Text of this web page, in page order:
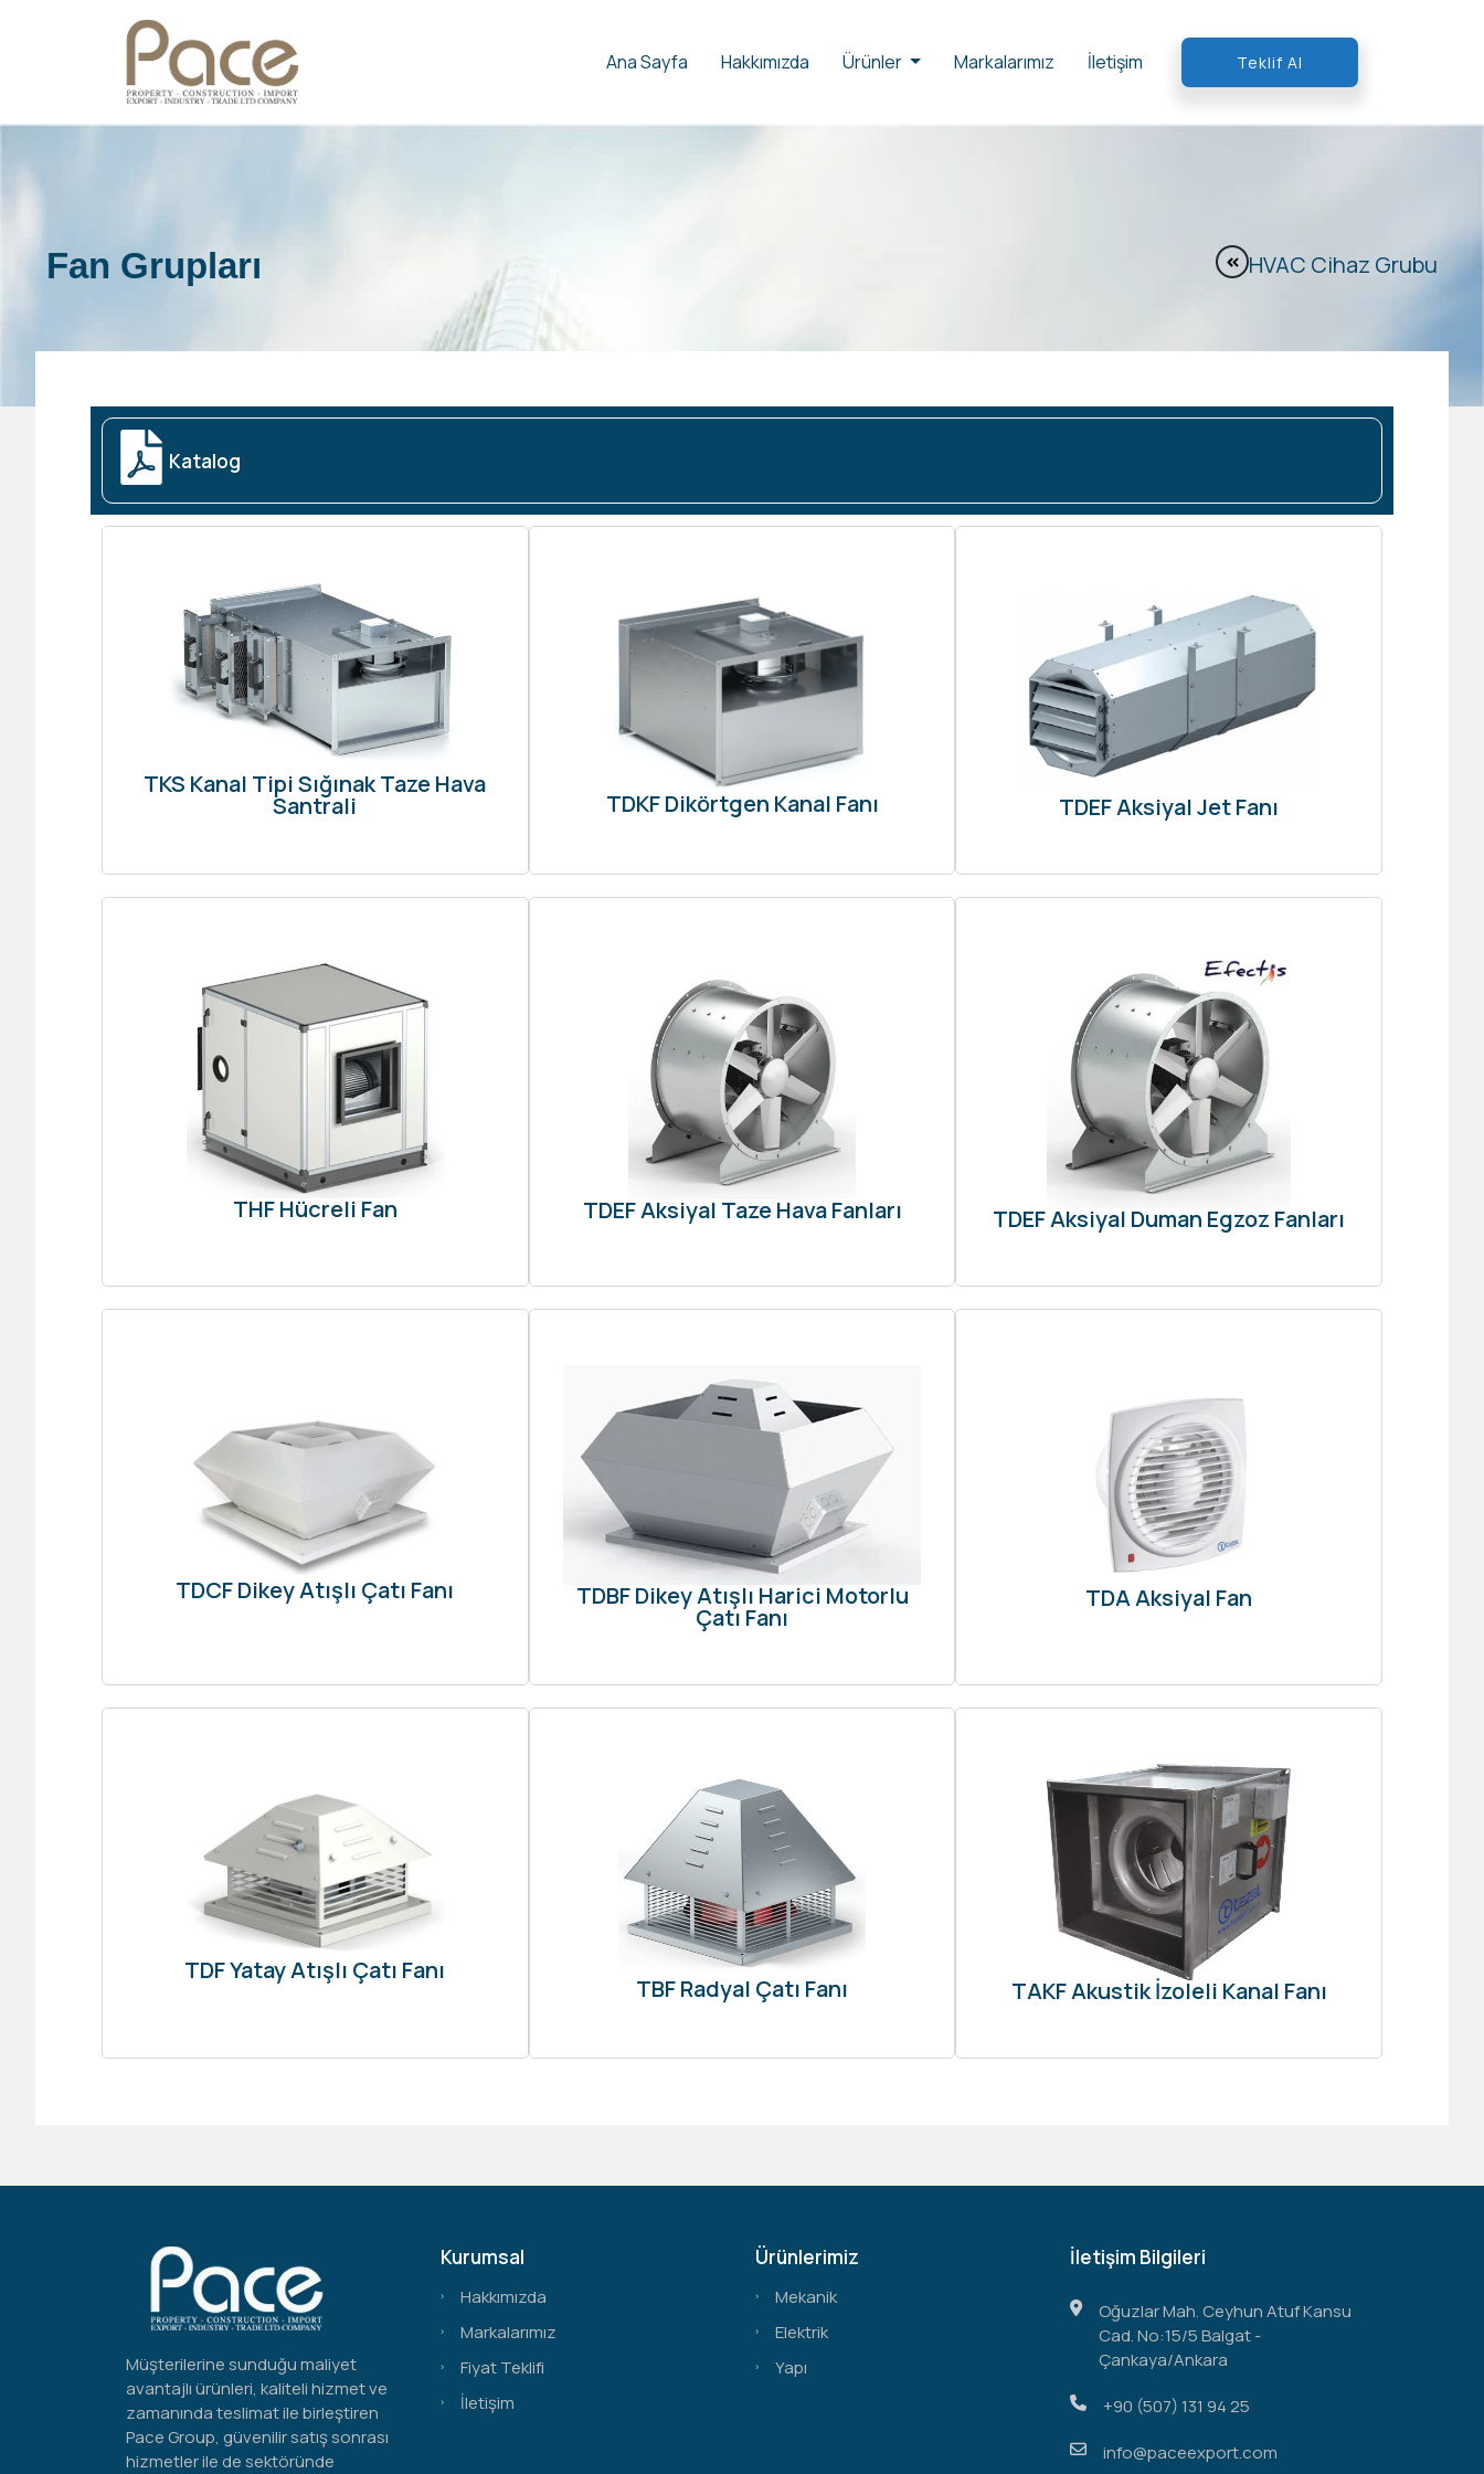
ÜRÜNLER
İLETIŞIM
Ana Sayfa Hakkımızda Ürünler Markalarımız İletişim Teklif Al
Fan Grupları HVAC Cihaz Grubu
Katalog
TKS Kanal Tipi Sığınak Taze Hava
Santrali TDKF Dikörtgen Kanal Fanı TDEF Aksiyal Jet Fanı
THF Hücreli Fan TDEF Aksiyal Taze Hava Fanları TDEF Aksiyal Duman Egzoz Fanları
TDCF Dikey Atışlı Çatı Fanı TDBF Dikey Atışlı Harici Motorlu
Çatı Fanı
TDA Aksiyal Fan
TDF Yatay Atışlı Çatı Fanı
TBF Radyal Çatı Fanı TAKF Akustik İzoleli Kanal Fanı
Müşterilerine sunduğu maliyet
avantajlı ürünleri, kaliteli hizmet ve
zamanında teslimat ile birleştiren
Pace Group, güvenilir satış sonrası
hizmetler ile de sektöründe
Kurumsal
Hakkımızda
Markalarımız
Fiyat Teklifi
İletişim
Ürünlerimiz
Mekanik
Elektrik
Yapı
İletişim Bilgileri
Oğuzlar Mah. Ceyhun Atuf Kansu
Cad. No:15/5 Balgat -
Çankaya/Ankara
+90 (507) 131 94 25
info@paceexport.com